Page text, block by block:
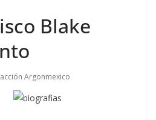
Blake
Argonmexico